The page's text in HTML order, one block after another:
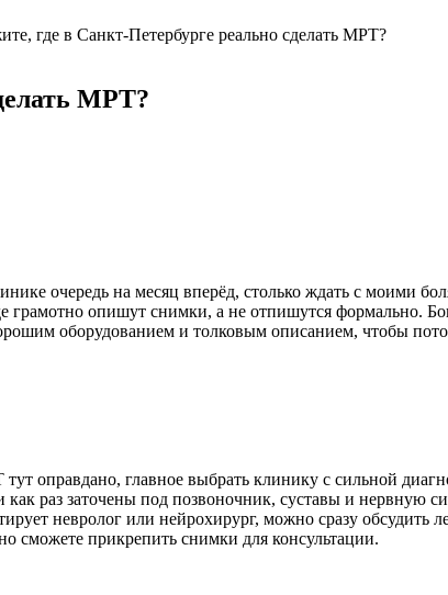
где в Санкт-Петербурге реально сделать МРТ?
МРТ?
очередь на месяц вперёд, столько ждать с моими
опишут снимки, а не отпишутся формально.
оборудованием и толковым описанием, чтобы
оправдано, главное выбрать клинику с сильной
раз заточены под позвоночник, суставы и нервную
невролог или нейрохирург, можно сразу обсудить
сможете прикрепить снимки для консультации.